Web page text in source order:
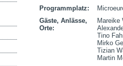
Programmplatz:
Gäste, Anlässe,
Orte:
Mareike
Tino
Mirko
Tizian
Martin